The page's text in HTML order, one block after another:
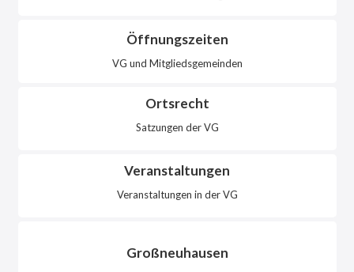
Öffnungszeiten
VG und Mitgliedsgemeinden
Ortsrecht
Satzungen der VG
Veranstaltungen
Veranstaltungen in der VG
Großneuhausen